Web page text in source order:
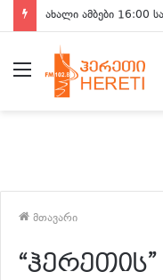
ახალი ამბები 16:00
მენიუ
მთავარი